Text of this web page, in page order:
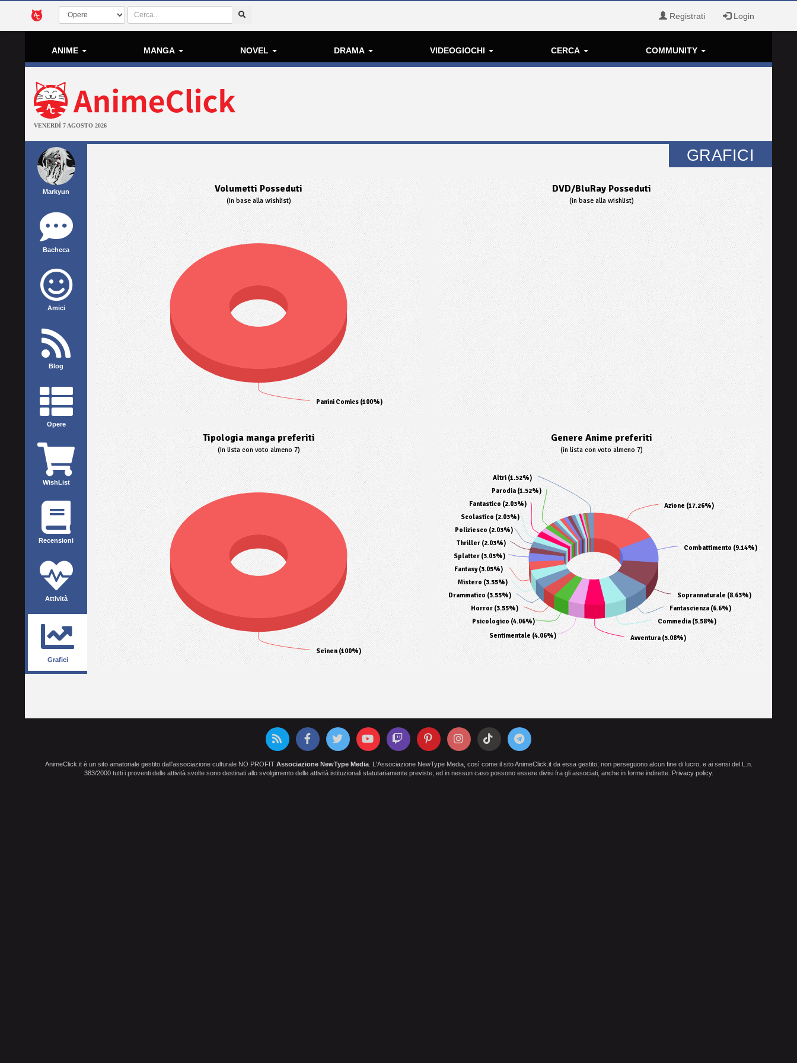
Registrati Login
ANIME MANGA NOVEL DRAMA VIDEOGIOCHI CERCA COMMUNITY
VENERDÌ 7 AGOSTO 2026
Markyun
Bacheca
Amici
Blog
Opere
WishList
Recensioni
Attività
Grafici
GRAFICI
Volumetti Posseduti
(in base alla wishlist)
Panini Comics (100%)
DVD/BluRay Posseduti
(in base alla wishlist)
Tipologia manga preferiti
(in lista con voto almeno 7)
Seinen (100%)
Genere Anime preferiti
(in lista con voto almeno 7)
Azione (17.26%)
Combattimento (9.14%)
Soprannaturale (8.63%)
Fantascienza (6.6%)
Commedia (5.58%)
Avventura (5.08%)
Sentimentale (4.06%)
Psicologico (4.06%)
Horror (3.55%)
Drammatico (3.55%)
Mistero (3.55%)
Fantasy (3.05%)
Splatter (3.05%)
Thriller (2.03%)
Poliziesco (2.03%)
Scolastico (2.03%)
Fantastico (2.03%)
Parodia (1.52%)
Altri (1.52%)
AnimeClick.it è un sito amatoriale gestito dall'associazione culturale NO PROFIT Associazione NewType Media. L'Associazione NewType Media, così come il sito AnimeClick.it da essa gestito, non perseguono alcun fine di lucro, e ai sensi del L.n.
383/2000 tutti i proventi delle attività svolte sono destinati allo svolgimento delle attività istituzionali statutariamente previste, ed in nessun caso possono essere divisi fra gli associati, anche in forme indirette. Privacy policy.